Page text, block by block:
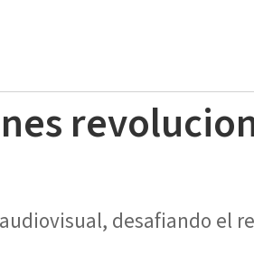
desafiando el